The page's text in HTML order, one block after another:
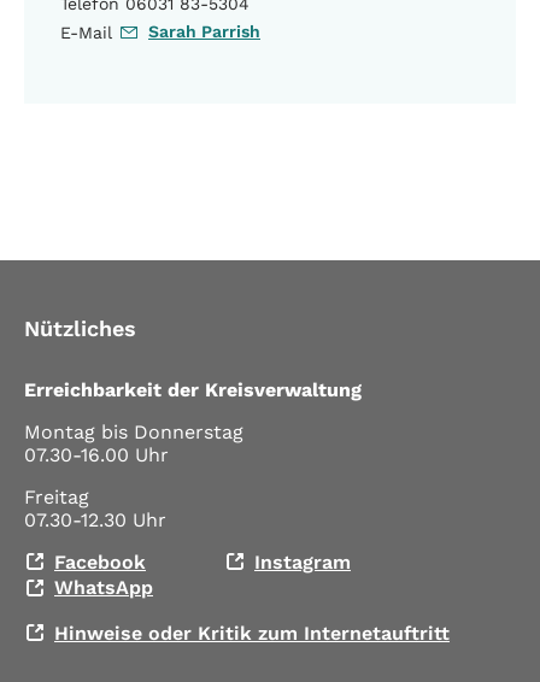
Telefon 06031 83-5304
E-Mail
Sarah Parrish
Nützliches
Erreichbarkeit der Kreisverwaltung
Montag bis Donnerstag
07.30-16.00 Uhr
Freitag
07.30-12.30 Uhr
Facebook
Instagram
WhatsApp
Hinweise oder Kritik zum Internetauftritt